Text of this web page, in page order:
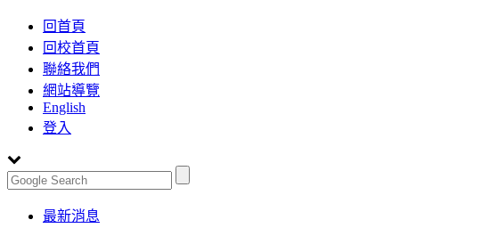
回首頁
回校首頁
聯絡我們
網站導覽
English
登入
Toggle最新消息